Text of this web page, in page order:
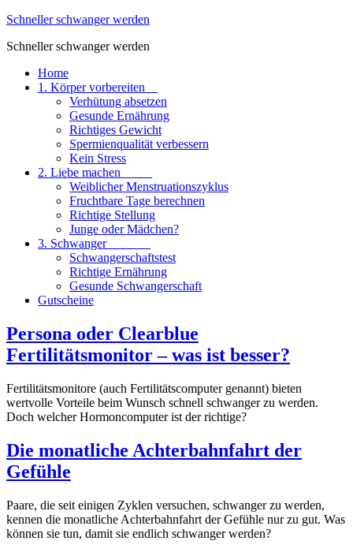
Schneller schwanger werden
Schneller schwanger werden
Home
1. Körper vorbereiten
Verhütung absetzen
Gesunde Ernährung
Richtiges Gewicht
Spermienqualität verbessern
Kein Stress
2. Liebe machen
Weiblicher Menstruationszyklus
Fruchtbare Tage berechnen
Richtige Stellung
Junge oder Mädchen?
3. Schwanger
Schwangerschaftstest
Richtige Ernährung
Gesunde Schwangerschaft
Gutscheine
Persona oder Clearblue
Fertilitätsmonitor – was ist besser?
Fertilitätsmonitore (auch Fertilitätscomputer genannt) bieten
wertvolle Vorteile beim Wunsch schnell schwanger zu werden.
Doch welcher Hormoncomputer ist der richtige?
Die monatliche Achterbahnfahrt der
Gefühle
Paare, die seit einigen Zyklen versuchen, schwanger zu werden,
kennen die monatliche Achterbahnfahrt der Gefühle nur zu gut. Was
können sie tun, damit sie endlich schwanger werden?